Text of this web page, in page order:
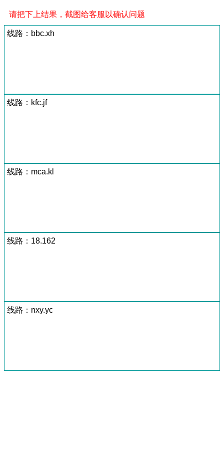
请把下上结果，截图给客服以确认问题
线路：bbc.xh
线路：kfc.jf
线路：mca.kl
线路：18.162
线路：nxy.yc